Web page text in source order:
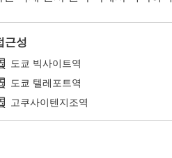
근성
도쿄 빅사이트역
도쿄 텔레포트역
고쿠사이텐지조역